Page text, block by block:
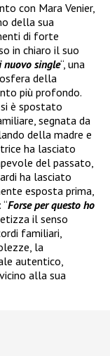
con Mara Venier,
della sua
di forte
in chiaro il suo
nuovo single“, una
della
più profondo.
è spostato
segnata da
della madre e
ha lasciato
del passato,
ha lasciato
esposta prima,
Forse per questo ho
il senso
familiari,
la
autentico,
alla sua